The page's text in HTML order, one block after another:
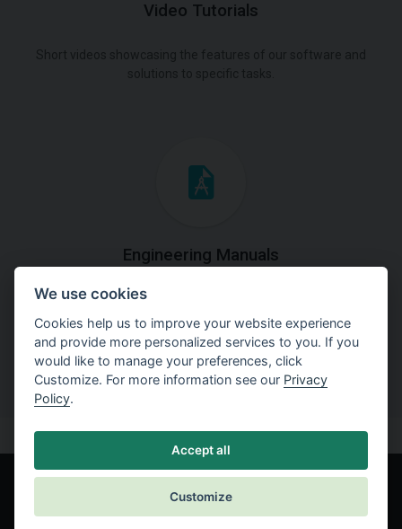
Video Tutorials
Engineering Manuals
Step by steps guides on how
to solve a specific tasks.
We use cookies
Cookies help us to improve your website experience
and provide more personalized services to you. If you
would like to manage your preferences, click
Customize. For more information see our Privacy
Policy.
Accept all
Customize